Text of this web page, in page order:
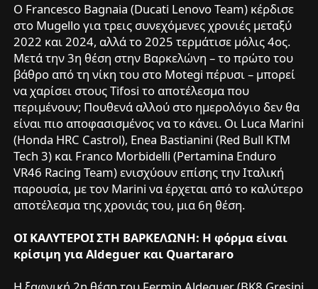
Ο Francesco Bagnaia (Ducati Lenovo Team) κέρδισε
στο Mugello για τρεις συνεχόμενες χρονιές μεταξύ
2022 και 2024, αλλά το 2025 τερμάτισε μόλις 4ος.
Μετά την 3η θέση στην Βαρκελώνη – το πρώτο του
βάθρο από τη νίκη του στο Motegi πέρυσι – μπορεί
να χαρίσει στους Tifosi το αποτέλεσμα που
περιμένουν; Πουθενά αλλού στο ημερολόγιο δεν θα
είναι πιο αποφασισμένος να το κάνει. Οι Luca Marini
(Honda HRC Castrol), Enea Bastianini (Red Bull KTM
Tech 3) και Franco Morbidelli (Pertamina Enduro
VR46 Racing Team) ενισχύουν επίσης την Ιταλική
παρουσία, με τον Marini να έρχεται από το καλύτερο
αποτέλεσμα της χρονιάς του, μια 6η θέση.
ΟΙ ΚΑΛΥΤΕΡΟΙ ΣΤΗ ΒΑΡΚΕΛΩΝΗ: Η φόρμα είναι
κρίσιμη για Aldeguer και Quartararo